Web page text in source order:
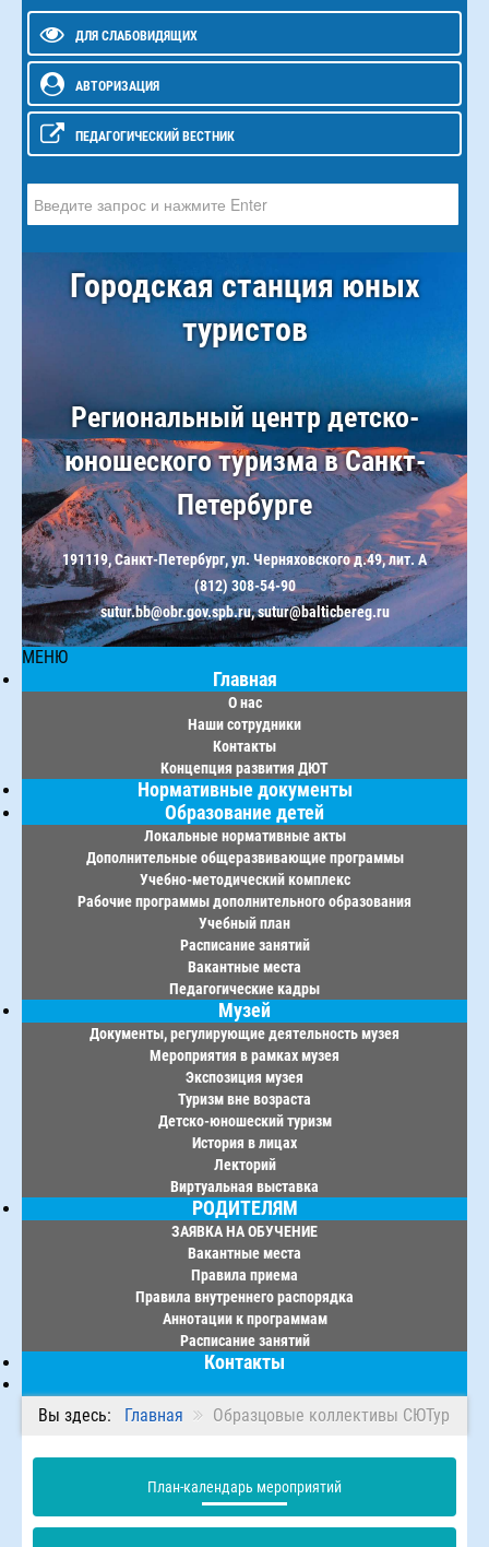
ДЛЯ СЛАБОВИДЯЩИХ
АВТОРИЗАЦИЯ
ПЕДАГОГИЧЕСКИЙ ВЕСТНИК
Городская станция юных
туристов
Региональный центр детско-
юношеского туризма в Санкт-
Петербурге
191119, Санкт-Петербург, ул. Черняховского д.49, лит. А
(812) 308-54-90
sutur.bb@obr.gov.spb.ru, sutur@balticbereg.ru
МЕНЮ
Главная
О нас
Наши сотрудники
Контакты
Концепция развития ДЮТ
Нормативные документы
Образование детей
Локальные нормативные акты
Дополнительные общеразвивающие программы
Учебно-методический комплекс
Рабочие программы дополнительного образования
Учебный план
Расписание занятий
Вакантные места
Педагогические кадры
Музей
Документы, регулирующие деятельность музея
Мероприятия в рамках музея
Экспозиция музея
Туризм вне возраста
Детско-юношеский туризм
История в лицах
Лекторий
Виртуальная выставка
РОДИТЕЛЯМ
ЗАЯВКА НА ОБУЧЕНИЕ
Вакантные места
Правила приема
Правила внутреннего распорядка
Аннотации к программам
Расписание занятий
Контакты
Вы здесь: Главная Образцовые коллективы СЮТур
План-календарь мероприятий